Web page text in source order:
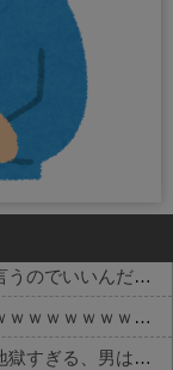
【画像】令和最新版の宇垣美里さん←こう言うのでいいんだよが目一杯詰まってると話題にw w w w w w w w w
移民ベトナム女達の宅飲み、レベチｗｗｗｗｗｗｗｗｗｗｗｗｗｗｗｗｗｗｗｗｗｗｗｗ
【悲報】同性愛者女さん「女と付き合うの地獄すぎる、男はどうやって耐えてんの？」←コレは同意せざるおえないと話題に